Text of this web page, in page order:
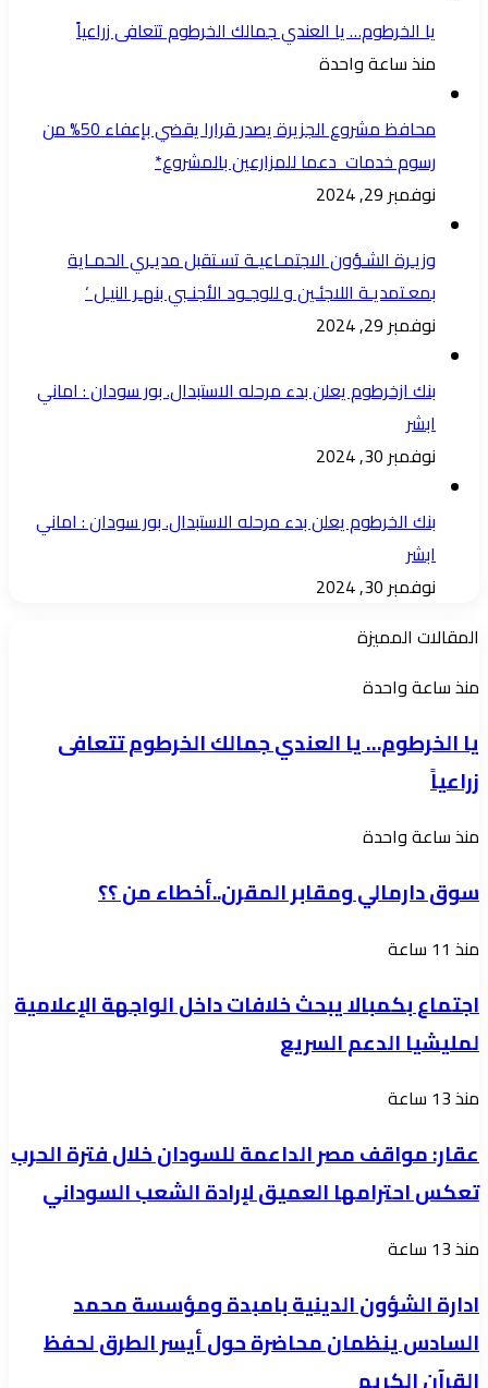
يا الخرطوم… يا العندي جمالك الخرطوم تتعافى زراعياً
منذ ساعة واحدة
محافظ مشروع الجزيرة يصدر قرارا يقضي بإعفاء 50% من
رسوم خدمات دعما للمزارعين بالمشروع*
نوفمبر 29, 2024
وزيـرة الشـؤون الاجتمـاعيـة تسـتقبل مديـري الحمـاية
بمعـتمديـة اللاجئـين و للوجـود الأجنـبي بنهـر النيـل ‘
نوفمبر 29, 2024
بنك ازخرطوم يعلن بدء مرحله الاستبدال. بور سودان : اماني
ابشر
نوفمبر 30, 2024
بنك الخرطوم يعلن بدء مرحله الاستبدال. بور سودان : اماني
ابشر
نوفمبر 30, 2024
المقالات المميزة
يا
يا
العندي
الخرطوم
تتعافى
زراعياً
منذ ساعة واحدة
يا الخرطوم… يا العندي جمالك الخرطوم تتعافى
زراعياً
سوق
ومقابر
من
؟؟
منذ ساعة واحدة
سوق دارمالي ومقابر المقرن..أخطاء من ؟؟
اجتماع
يبحث
خلافات
الواجهة
الإعلامية
لمليشيا
الدعم
السريع
منذ 11 ساعة
اجتماع بكمبالا يبحث خلافات داخل الواجهة الإعلامية
لمليشيا الدعم السريع
عقار:
مصر
الداعمة
خلال
فترة
الحرب
تعكس
منذ 13 ساعة
عقار: مواقف مصر الداعمة للسودان خلال فترة الحرب
تعكس احترامها العميق لإرادة الشعب السوداني
ادارة
الدينية
بامبدة
ومؤسسة
منذ 13 ساعة
ادارة الشؤون الدينية بامبدة ومؤسسة محمد
السادس ينظمان محاضرة حول أيسر الطرق لحفظ